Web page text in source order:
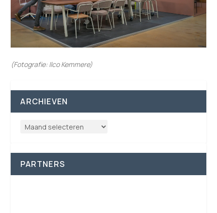
(Fotografie: Ilco Kemmere)
ARCHIEVEN
PARTNERS